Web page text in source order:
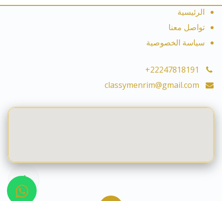
الرئيسية
تواصل معنا
سياسة الخصوصية
+22247818191
classymenrim@gmail.com